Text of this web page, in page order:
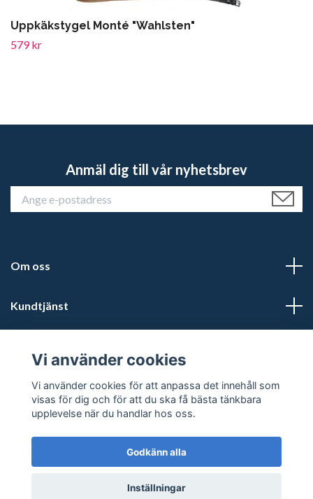
Uppkäkstygel Monté "Wahlsten"
579 kr
Anmäl dig till vår nyhetsbrev
Om oss
Kundtjänst
Sociala medier
© 2026 Kalmars TravshopPowered by Quickbutik
Vi använder cookies
Vi använder cookies för att anpassa det innehåll som
visas för dig och för att du ska få bästa tänkbara
upplevelse när du handlar hos oss.
Godkänn alla
Inställningar